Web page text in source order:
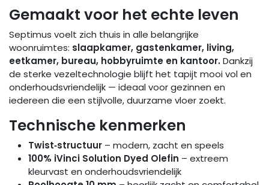
Gemaakt voor het echte leven
Septimus voelt zich thuis in alle belangrijke
woonruimtes: slaapkamer, gastenkamer, living,
eetkamer, bureau, hobbyruimte en kantoor.Dankzij
de sterke vezeltechnologie blijft het tapijt mooi vol en
onderhoudsvriendelijk — ideaal voor gezinnen en
iedereen die een stijlvolle, duurzame vloer zoekt.
Technische kenmerken
Twist‑structuur – modern, zacht en speels
100% iVinci Solution Dyed Olefin – extreem
kleurvast en onderhoudsvriendelijk